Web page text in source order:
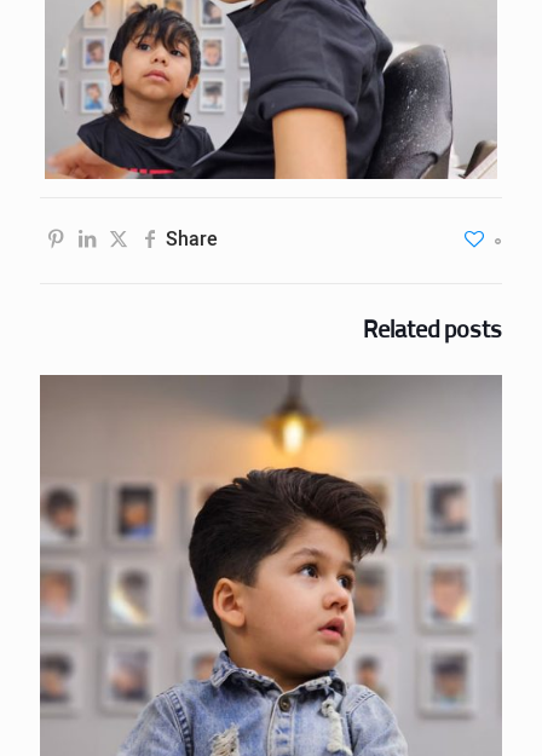
Share 0
Related posts